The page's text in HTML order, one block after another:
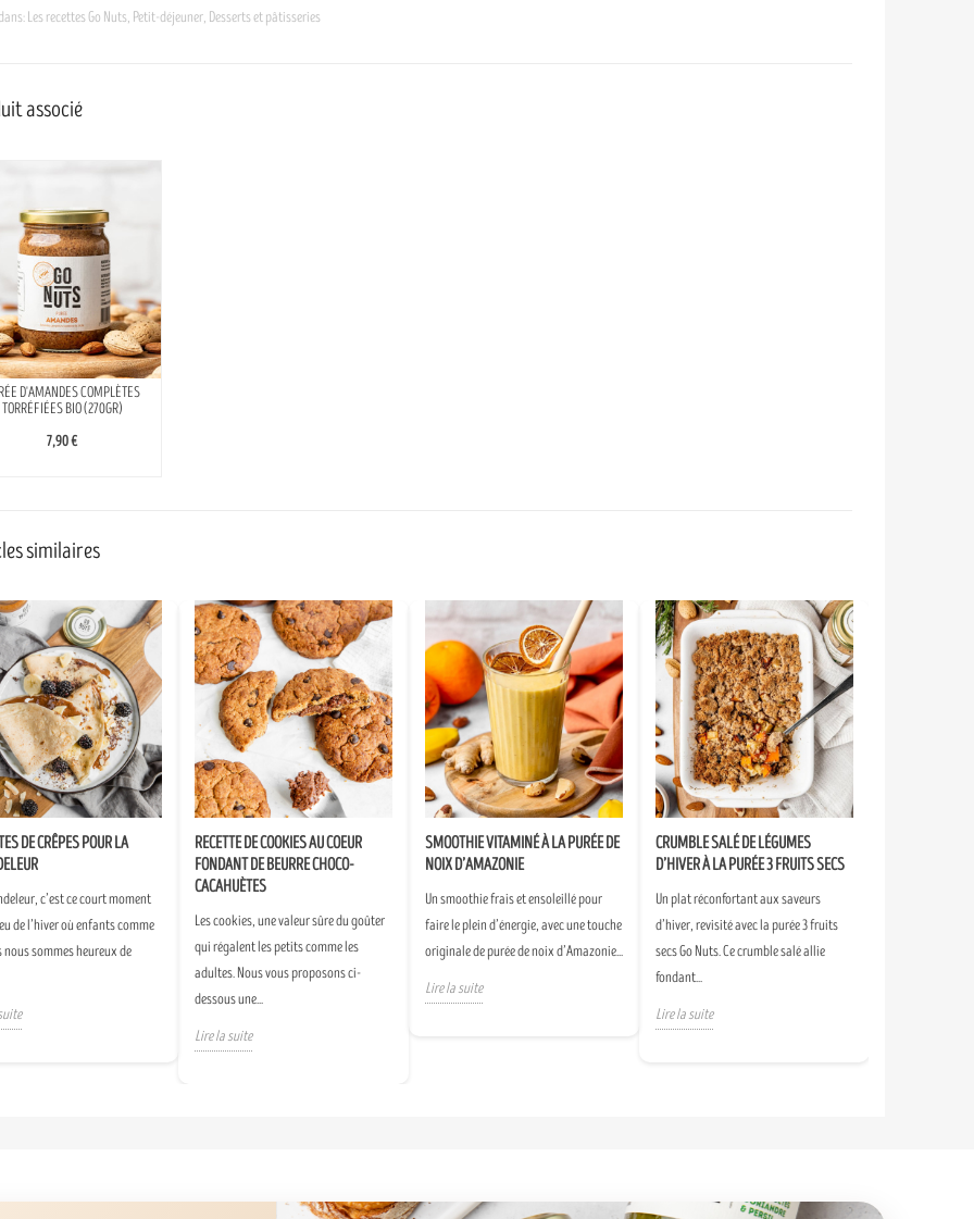
Les recettes Go Nuts, Petit-déjeuner, Desserts et pâtisseries
associé
D'AMANDES COMPLÈTES
TORRÉFIÉES BIO (270GR)
7,90 €
similaires
DE CRÊPES POUR LA
c’est ce court moment
de l’hiver où enfants comme
sommes heureux de
RECETTE DE COOKIES AU COEUR
FONDANT DE BEURRE CHOCO-
CACAHUÈTES
Les cookies, une valeur sûre du goûter
qui régalent les petits comme les
adultes. Nous vous proposons ci-
dessous une...
Lire la suite
SMOOTHIE VITAMINÉ À LA PURÉE DE
NOIX D’AMAZONIE
Un smoothie frais et ensoleillé pour
faire le plein d’énergie, avec une touche
originale de purée de noix d’Amazonie...
Lire la suite
CRUMBLE SALÉ DE LÉGUMES
D’HIVER À LA PURÉE 3 FRUITS SECS
Un plat réconfortant aux saveurs
d’hiver, revisité avec la purée 3 fruits
secs Go Nuts. Ce crumble salé allie
fondant...
Lire la suite